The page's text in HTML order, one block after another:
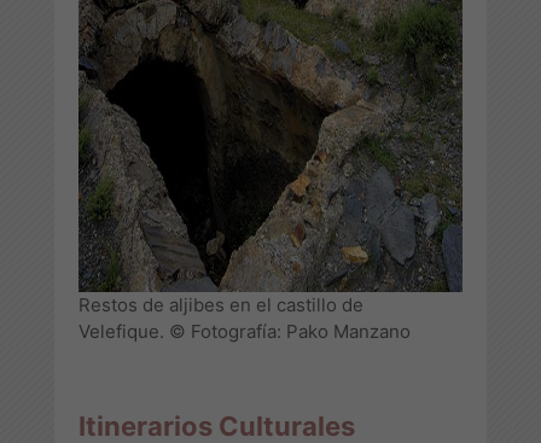
Restos de aljibes en el castillo de
Velefique. © Fotografía: Pako Manzano
Itinerarios Culturales